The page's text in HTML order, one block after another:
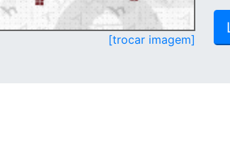
[trocar imagem]